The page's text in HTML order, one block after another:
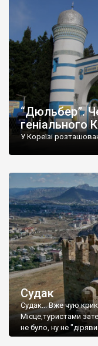
“Дюльбер”.
геніального
У Кореїзі
Судак
Судак... Вже чую
Місце,туристами
не було, ну не